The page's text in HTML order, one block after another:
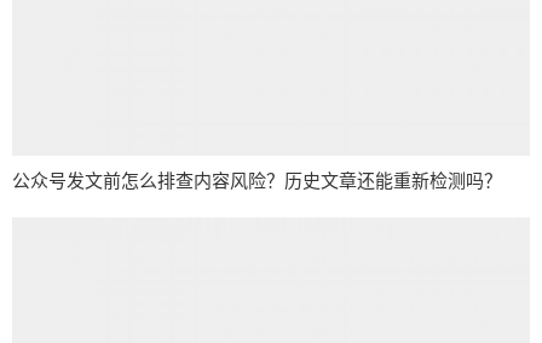
公众号发文前怎么排查内容风险？历史文章还能重新检测吗？